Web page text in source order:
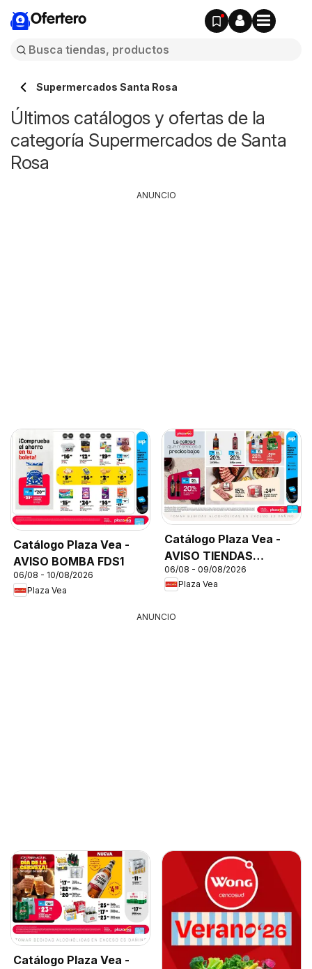
Ofertero
Supermercados Santa Rosa
Últimos catálogos y ofertas de la
categoría Supermercados de Santa
Rosa
Catálogo Plaza Vea -
AVISO BOMBA FDS1
06/08 - 10/08/2026
Plaza Vea
Catálogo Plaza Vea -
AVISO TIENDAS
SELECCIONADAS 1
06/08 - 09/08/2026
Plaza Vea
ANUNCIO
ANUNCIO
Catálogo Plaza Vea -